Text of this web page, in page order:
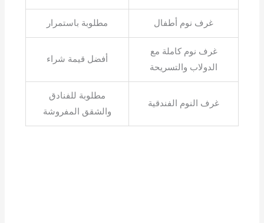
غرف نوم أطفال مطلوبة باستمرار
غرف نوم كاملة مع
الدولاب والتسريحة
أفضل قيمة شراء
غرف النوم الفندقية
مطلوبة للفنادق
والشقق المفروشة